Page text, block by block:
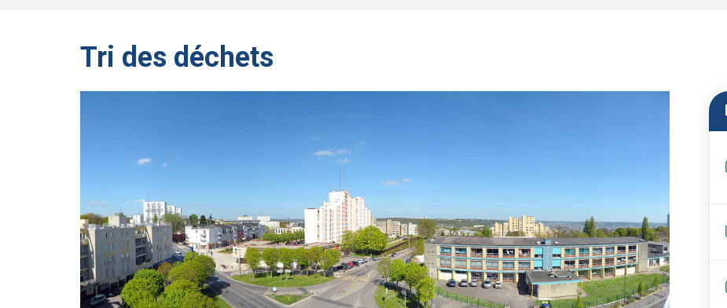
Tri des déchets